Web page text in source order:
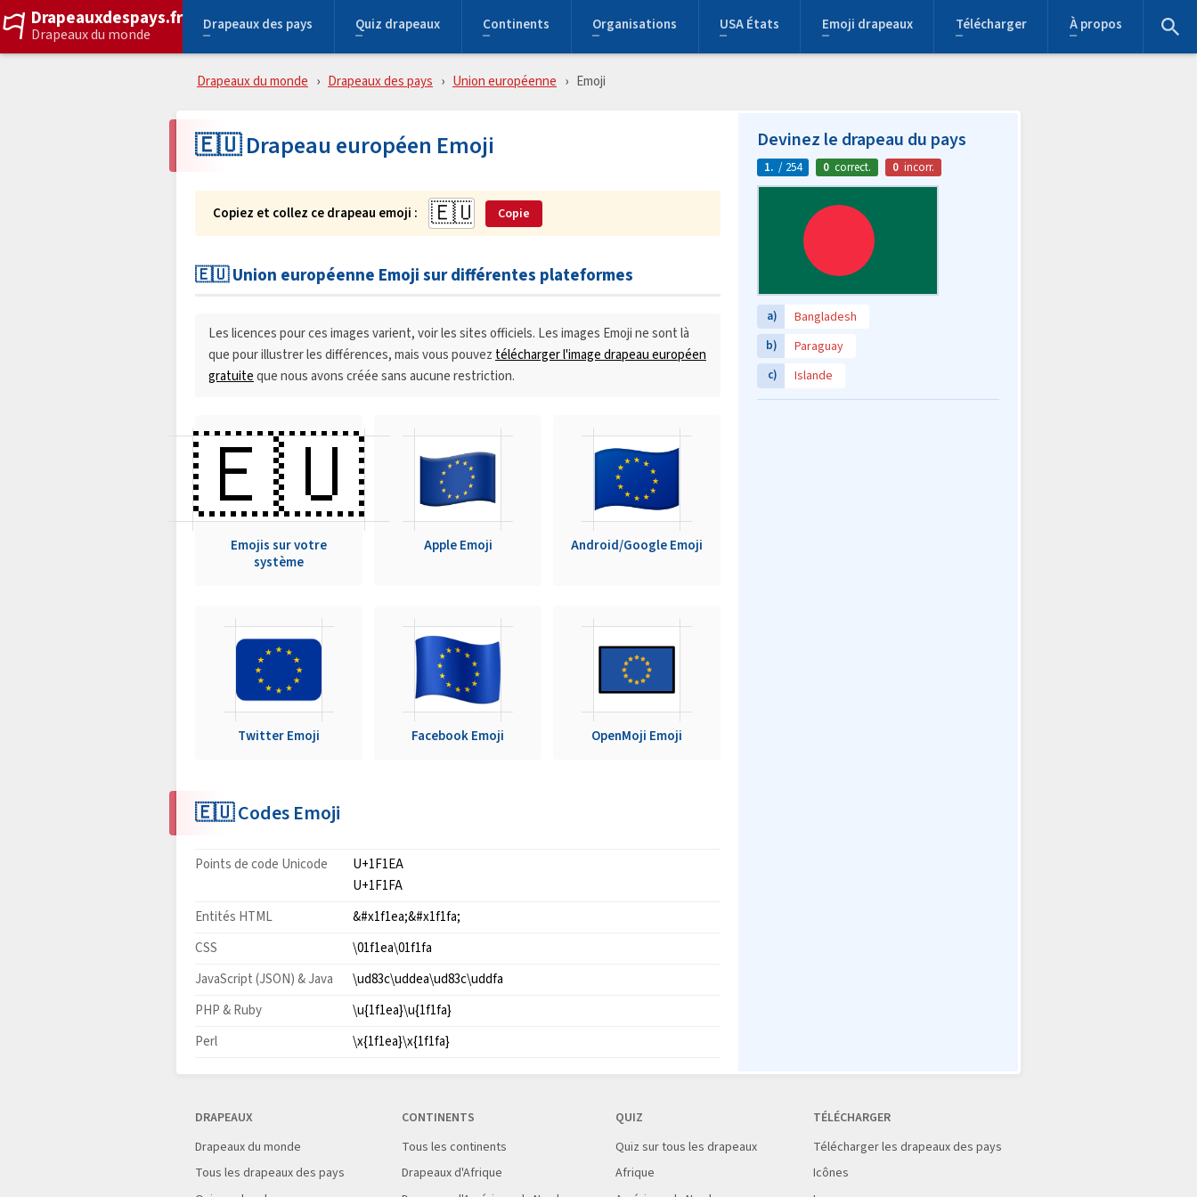
Drapeauxdespays.fr
Drapeaux du monde
Drapeaux des pays Quiz drapeaux Continents Organisations USA États Emoji drapeaux Télécharger À propos
Drapeaux du monde Drapeaux des pays Union européenne Emoji
🇪🇺 Drapeau européen Emoji
Copiez et collez ce drapeau emoji : Copie
🇪🇺 Union européenne Emoji sur différentes plateformes
Les licences pour ces images varient, voir les sites officiels. Les images Emoji ne sont là
que pour illustrer les différences, mais vous pouvez télécharger l'image drapeau européen
gratuiteque nous avons créée sans aucune restriction.
🇪🇺
Emojis sur votre
système
Apple Emoji Android/Google Emoji
Twitter Emoji Facebook Emoji OpenMoji Emoji
🇪🇺 Codes Emoji
Points de code Unicode
U+1F1EA
U+1F1FA
Entités HTML
&#x1f1ea;&#x1f1fa;
CSS
\01f1ea\01f1fa
JavaScript (JSON) & Java
\ud83c\uddea\ud83c\uddfa
PHP & Ruby
\u{1f1ea}\u{1f1fa}
Perl
\x{1f1ea}\x{1f1fa}
Devinez le drapeau du pays
1. / 254 0 correct. 0 incorr.
a) Bangladesh
b) Paraguay
c) Islande
DRAPEAUX
Drapeaux du monde
Tous les drapeaux des pays
CONTINENTS
Tous les continents
Drapeaux d'Afrique
QUIZ
Quiz sur tous les drapeaux
Afrique
TÉLÉCHARGER
Télécharger les drapeaux des pays
Icônes